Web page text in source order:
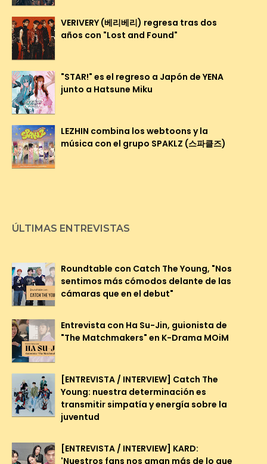
VERIVERY (베리베리) regresa tras dos
años con "Lost and Found"
"STAR!" es el regreso a Japón de YENA
junto a Hatsune Miku
LEZHIN combina los webtoons y la
música con el grupo SPAKLZ (스파클즈)
ÚLTIMAS ENTREVISTAS
Roundtable con Catch The Young, "Nos
sentimos más cómodos delante de las
cámaras que en el debut"
Entrevista con Ha Su-Jin, guionista de
"The Matchmakers" en K-Drama MOiM
[ENTREVISTA / INTERVIEW] Catch The
Young: nuestra determinación es
transmitir simpatía y energía sobre la
juventud
[ENTREVISTA / INTERVIEW] KARD:
'Nuestros fans nos aman más de lo que